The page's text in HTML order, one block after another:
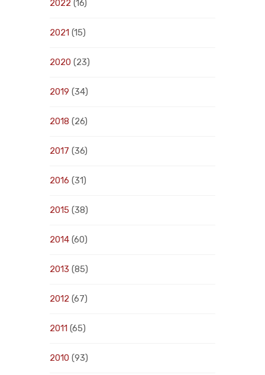
2022 (16)
2021 (15)
2020 (23)
2019 (34)
2018 (26)
2017 (36)
2016 (31)
2015 (38)
2014 (60)
2013 (85)
2012 (67)
2011 (65)
2010 (93)